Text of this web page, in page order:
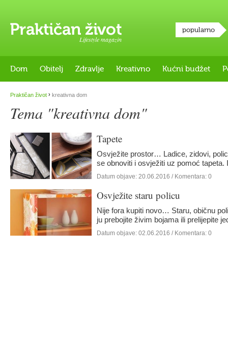
Lifestyle magazin
popularno
Dom Obitelj Zdravlje Kreativno Kućni budžet
Praktičan život › kreativna dom
Tema "kreativna dom"
Tapete
Osvježite prostor… Ladice, zidovi,
se obnoviti i osvježiti uz pomoć
Datum objave: 20.06.2016 / Komentara: 0
Osvježite staru policu
Nije fora kupiti novo… Staru, običnu
ju prebojite živim bojama ili prelijepite
Datum objave: 02.06.2016 / Komentara: 0